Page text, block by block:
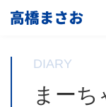
DIARY
まーち